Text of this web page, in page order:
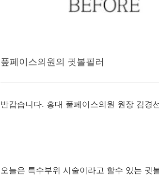
풒페이스의원의 귓볼필러
반갑습니다. 홍대 풀페이스의원 원장 김경
오늘은 특수부위 시술이라고 할수 있는 귓